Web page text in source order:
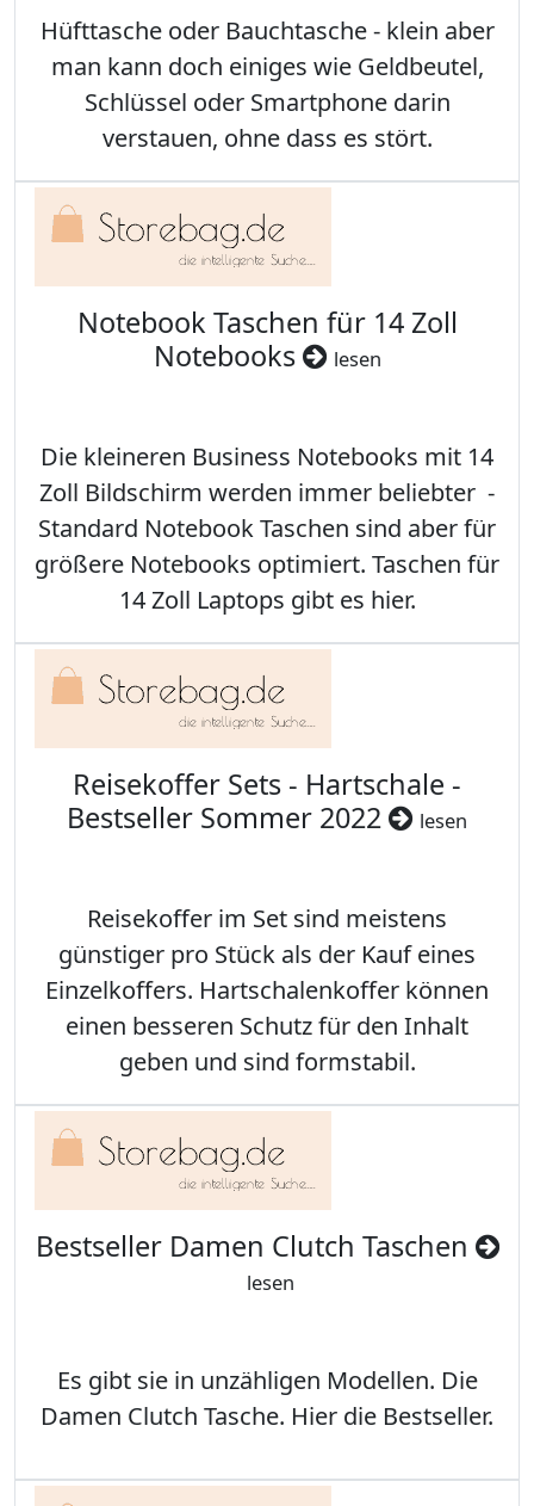
Hüfttasche oder Bauchtasche - klein aber
man kann doch einiges wie Geldbeutel,
Schlüssel oder Smartphone darin
verstauen, ohne dass es stört.
Notebook Taschen für 14 Zoll
Notebooks
lesen
Die kleineren Business Notebooks mit 14
Zoll Bildschirm werden immer beliebter -
Standard Notebook Taschen sind aber für
größere Notebooks optimiert. Taschen für
14 Zoll Laptops gibt es hier.
Reisekoffer Sets - Hartschale -
Bestseller Sommer 2022
lesen
Reisekoffer im Set sind meistens
günstiger pro Stück als der Kauf eines
Einzelkoffers. Hartschalenkoffer können
einen besseren Schutz für den Inhalt
geben und sind formstabil.
Bestseller Damen Clutch Taschen
lesen
Es gibt sie in unzähligen Modellen. Die
Damen Clutch Tasche. Hier die Bestseller.